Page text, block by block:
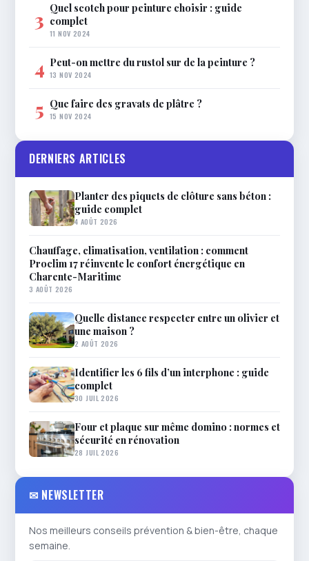
3 Quel scotch pour peinture choisir : guide
complet
11 NOV 2024
4 Peut-on mettre du rustol sur de la peinture ?
13 NOV 2024
5 Que faire des gravats de plâtre ?
15 NOV 2024
DERNIERS ARTICLES
Planter des piquets de clôture sans béton :
guide complet
4 AOÛT 2026
Chauffage, climatisation, ventilation : comment
Proclim 17 réinvente le confort énergétique en
Charente-Maritime
3 AOÛT 2026
Quelle distance respecter entre un olivier et
une maison ?
2 AOÛT 2026
Identifier les 6 fils d’un interphone : guide
complet
30 JUIL 2026
Four et plaque sur même domino : normes et
sécurité en rénovation
28 JUIL 2026
✉ NEWSLETTER
Nos meilleurs conseils prévention & bien-être, chaque
semaine.